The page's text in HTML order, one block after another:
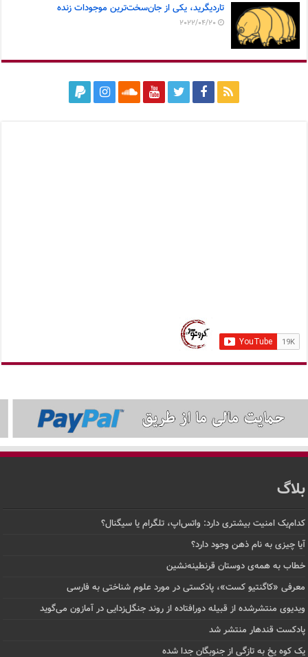
تاردیگرید، یکی از جان‌سخت‌ترین موجودات زنده
2022/04/20
بلاگ
کدام‌یک امنیت بیشتری دارد: واتس‌اپ، تلگرام یا سیگنال؟
آیا چیزی به نام ذهن وجود دارد؟
خطاب به همه‌ی دوستان قرنطینه‌نشین
معرفی «کاگنتیو کست»، پادکستی در مورد علوم شناختی به فارسی
ویدیوی منتشرشده از قبیله دورافتاده‌ از روند جنگل‌زدایی در آمازون می‌گوید
پادکست قندهار منتشر شد
یک کوه یخ به تازگی از جنوبگان جدا شده